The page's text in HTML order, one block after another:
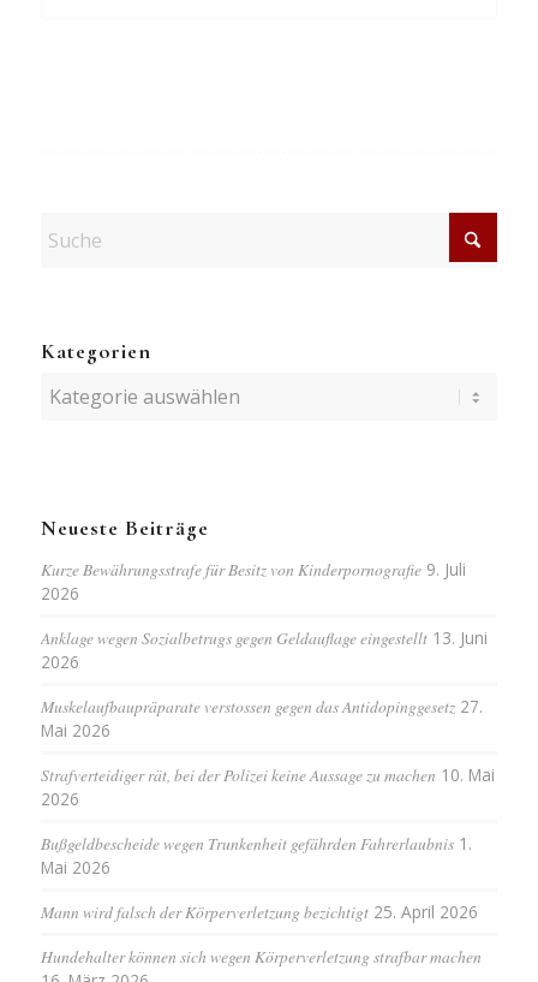
Kategorien
Kategorien
Neueste Beiträge
Kurze Bewährungsstrafe für Besitz von Kinderpornografie 9. Juli
2026
Anklage wegen Sozialbetrugs gegen Geldauflage eingestellt 13. Juni
2026
Muskelaufbaupräparate verstossen gegen das Antidopinggesetz 27.
Mai 2026
Strafverteidiger rät, bei der Polizei keine Aussage zu machen 10. Mai
2026
Bußgeldbescheide wegen Trunkenheit gefährden Fahrerlaubnis 1.
Mai 2026
Mann wird falsch der Körperverletzung bezichtigt 25. April 2026
Hundehalter können sich wegen Körperverletzung strafbar machen